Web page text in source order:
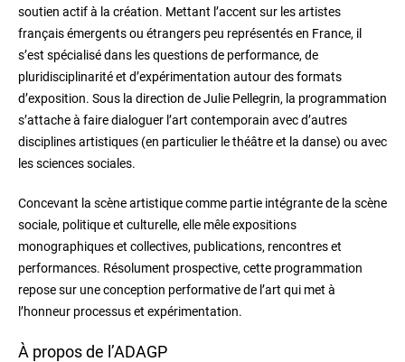
soutien actif à la création. Mettant l’accent sur les artistes
français émergents ou étrangers peu représentés en France, il
s’est spécialisé dans les questions de performance, de
pluridisciplinarité et d’expérimentation autour des formats
d’exposition. Sous la direction de Julie Pellegrin, la programmation
s’attache à faire dialoguer l’art contemporain avec d’autres
disciplines artistiques (en particulier le théâtre et la danse) ou avec
les sciences sociales.
Concevant la scène artistique comme partie intégrante de la scène
sociale, politique et culturelle, elle mêle expositions
monographiques et collectives, publications, rencontres et
performances. Résolument prospective, cette programmation
repose sur une conception performative de l’art qui met à
l’honneur processus et expérimentation.
À propos de l’ADAGP